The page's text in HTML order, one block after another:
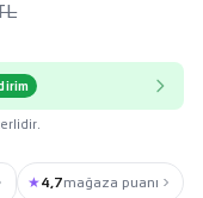
★4,7mağaza puanı